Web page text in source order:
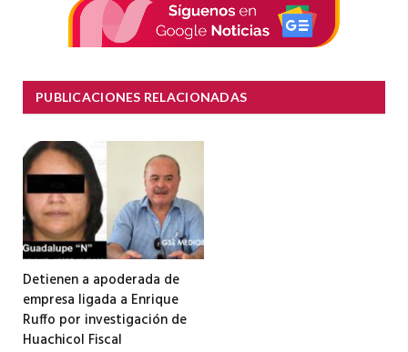
PUBLICACIONES RELACIONADAS
Detienen a apoderada de
empresa ligada a Enrique
Ruffo por investigación de
Huachicol Fiscal